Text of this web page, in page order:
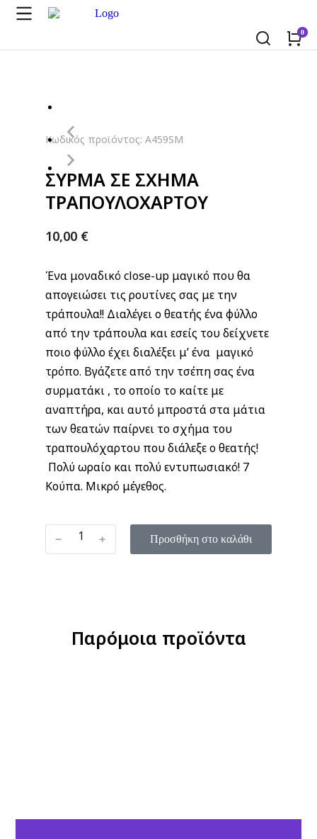
Κωδικός προϊόντος: A459SM
ΣΥΡΜΑ ΣΕ ΣΧΗΜΑ
ΤΡΑΠΟΥΛΟΧΑΡΤΟΥ
10,00 €
Ένα μοναδικό close-up μαγικό που θα
απογειώσει τις ρουτίνες σας με την
τράπουλα!! Διαλέγει ο θεατής ένα φύλλο
από την τράπουλα και εσείς του δείχνετε
ποιο φύλλο έχει διαλέξει μ’ ένα μαγικό
τρόπο. Βγάζετε από την τσέπη σας ένα
συρματάκι , το οποίο το καίτε με
αναπτήρα, και αυτό μπροστά στα μάτια
των θεατών παίρνει το σχήμα του
τραπουλόχαρτου που διάλεξε ο θεατής!
Πολύ ωραίο και πολύ εντυπωσιακό! 7
Κούπα. Μικρό μέγεθος.
﹣ ﹢ Προσθήκη στο καλάθι
Παρόμοια προϊόντα